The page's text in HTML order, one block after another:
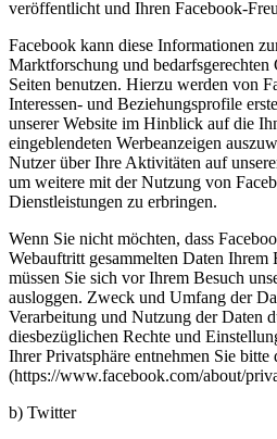
veröffentlicht und Ihren Facebook-
Facebook kann diese Informationen
Marktforschung und bedarfsgerechten
Seiten benutzen. Hierzu werden von
Interessen- und Beziehungsprofile
unserer Website im Hinblick auf die
eingeblendeten Werbeanzeigen
Nutzer über Ihre Aktivitäten auf
um weitere mit der Nutzung von
Dienstleistungen zu erbringen.
Wenn Sie nicht möchten, dass
Webauftritt gesammelten Daten
müssen Sie sich vor Ihrem Besuch
ausloggen. Zweck und Umfang der
Verarbeitung und Nutzung der Daten
diesbezüglichen Rechte und
Ihrer Privatsphäre entnehmen Sie
(https://www.facebook.com/about/
b) Twitter